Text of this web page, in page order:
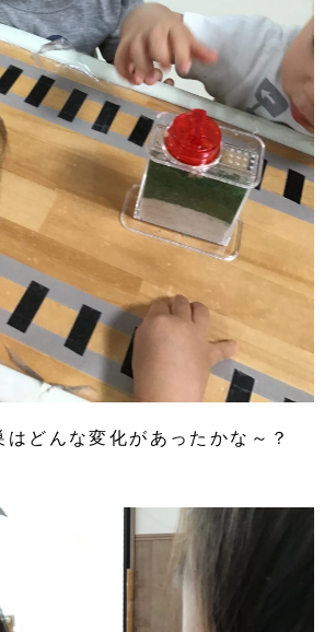
はどんな変化があったかな～？